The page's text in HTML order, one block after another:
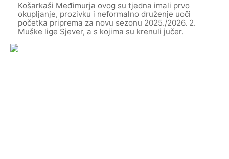
Košarkaši Međimurja ovog su tjedna imali prvo
okupljanje, prozivku i neformalno druženje uoči
početka priprema za novu sezonu 2025./2026. 2.
Muške lige Sjever, a s kojima su krenuli jučer.